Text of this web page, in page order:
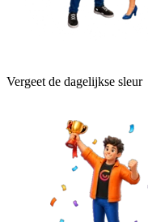
Vergeet de dagelijkse sleur